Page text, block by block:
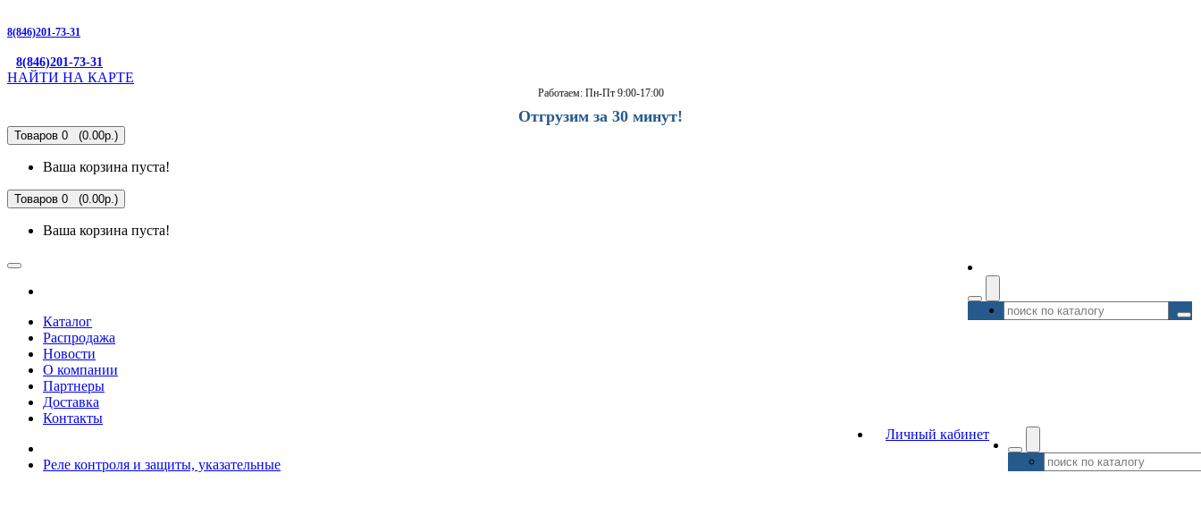
8(846)201-73-31
8(846)201-73-31
НАЙТИ НА КАРТЕ
Работаем: Пн-Пт 9:00-17:00
Отгрузим за 30 минут!
Товаров 0 (0.00р.)
Ваша корзина пуста!
Товаров 0 (0.00р.)
Ваша корзина пуста!
Каталог
Распродажа
Новости
О компании
Партнеры
Доставка
Контакты
Личный кабинет
Реле контроля и защиты, указательные